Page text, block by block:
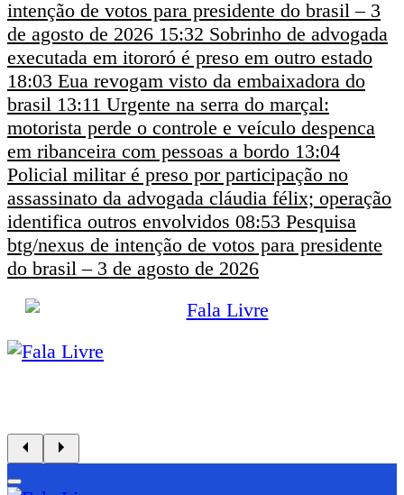
intenção de votos para presidente do brasil – 3
de agosto de 2026 15:32 Sobrinho de advogada
executada em itororó é preso em outro estado
18:03 Eua revogam visto da embaixadora do
brasil 13:11 Urgente na serra do marçal:
motorista perde o controle e veículo despenca
em ribanceira com pessoas a bordo 13:04
Policial militar é preso por participação no
assassinato da advogada cláudia félix; operação
identifica outros envolvidos 08:53 Pesquisa
btg/nexus de intenção de votos para presidente
do brasil – 3 de agosto de 2026